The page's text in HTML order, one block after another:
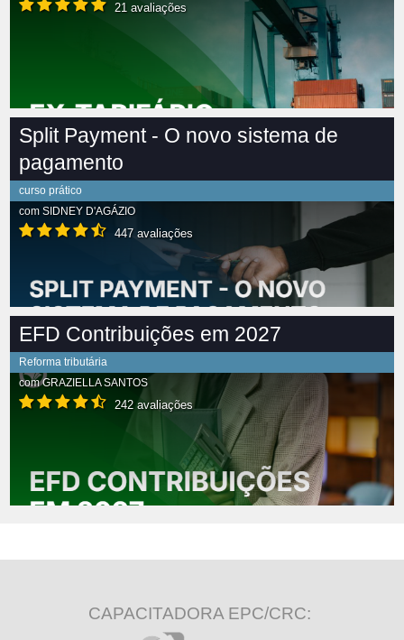
21 avaliações
Split Payment - O novo sistema de
pagamento
curso prático
com SIDNEY D'AGÁZIO
447 avaliações
EFD Contribuições em 2027
Reforma tributária
comGRAZIELLA SANTOS
242 avaliações
CAPACITADORA EPC/CRC: